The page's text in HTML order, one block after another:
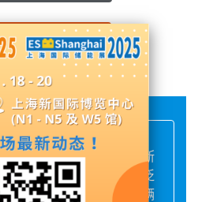
商
海银达电子科技有限公
熔断器。是国内生产熔断
企业之一。公司产品广泛
建筑、电力、通讯、车辆